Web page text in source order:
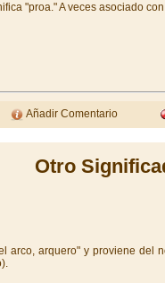
"proa." A veces asociado
Añadir Comentario
Otro
arco, arquero" y proviene del